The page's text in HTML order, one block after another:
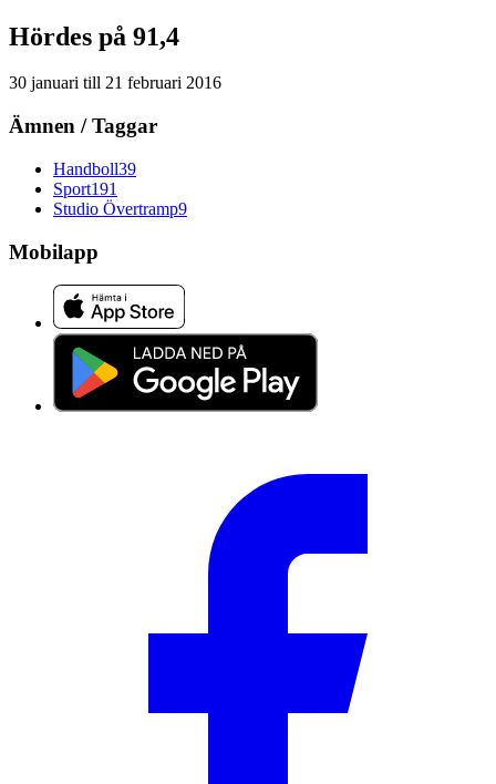
Hördes på 91,4
30 januari till 21 februari 2016
Ämnen / Taggar
Handboll39
Sport191
Studio Övertramp9
Mobilapp